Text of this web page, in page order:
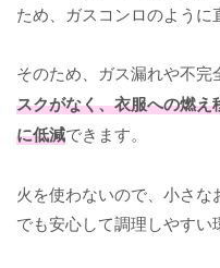
ため、ガスコンロのように
そのため、ガス漏れや不完
スクがなく、衣服への燃
に低減できます。
火を使わないので、小さ
でも安心して調理しやすい